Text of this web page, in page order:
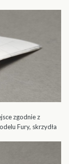
zgodnie z
Fury, skrzydła